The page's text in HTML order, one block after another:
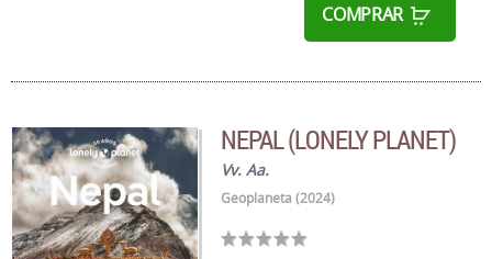
COMPRAR
NEPAL (LONELY PLANET)
Vv. Aa.
Geoplaneta (2024)